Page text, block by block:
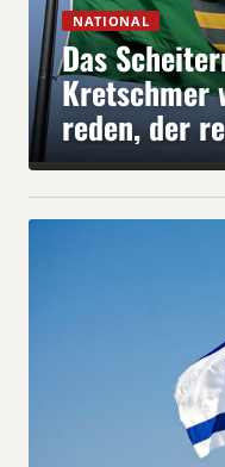
NATIONAL
Das
Kretschmer
reden, der